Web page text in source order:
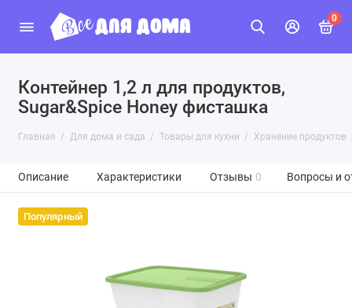
0
Контейнер 1,2 л для продуктов,
Sugar&Spice Honey фисташка
Главная Для дома и сада Товары для кухни Хранение продуктов
Описание Характеристики Отзывы 0 Вопросы и
Популярный